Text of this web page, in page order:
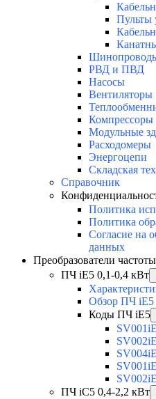
Пульты
РВД и ПВД
Насосы
Вентиляторы
Компрессоры
Модульные
Расходомеры
Энергоцепи
Складская
Справочник
Политика
Политика
Согласие на
данных
Преобразователи частоты
ПЧ iE5 0,1-0,4 кВт
Обзор ПЧ iE5
Коды ПЧ iE5
ПЧ iC5 0,4-2,2 кВт